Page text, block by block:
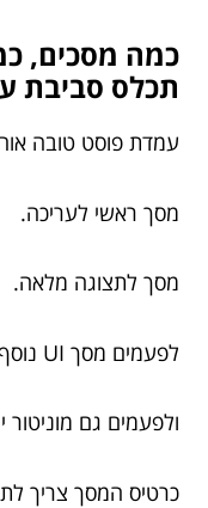
כמה מסכים,
תכלס סביבת
עמדת פוסט טובה
מסך ראשי לעריכה.
מסך לתצוגה מלאה.
לפעמים מסך UI נוסף.
ולפעמים גם מוניטור
כרטיס המסך צריך